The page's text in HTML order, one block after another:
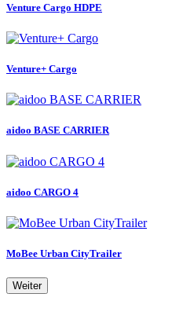
Venture Cargo HDPE
Venture+ Cargo
aidoo BASE CARRIER
aidoo CARGO 4
MoBee Urban CityTrailer
Weiter